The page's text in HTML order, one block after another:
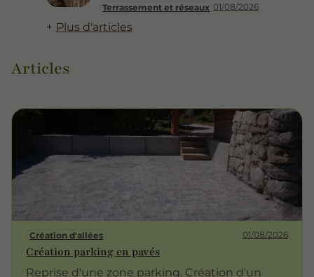
Terrassement et réseaux 01/08/2026
Plus d'articles
Articles
Création d'allées 01/08/2026
Création parking en pavés
Reprise d'une zone parking. Création d'un